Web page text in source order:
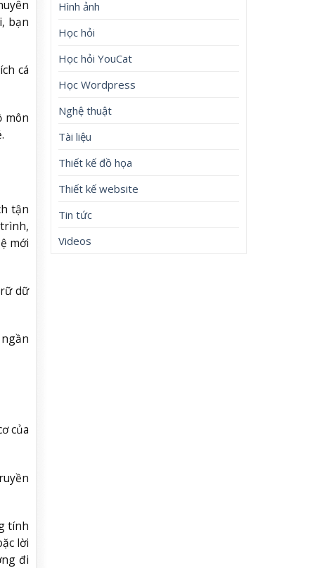
bạn
cá
môn
tận
mới
dữ
của
tính
lời
đi
Hình ảnh
Học hỏi
Học hỏi YouCat
Học Wordpress
Nghệ thuật
Tài liệu
Thiết kế đồ họa
Thiết kế website
Tin tức
Videos